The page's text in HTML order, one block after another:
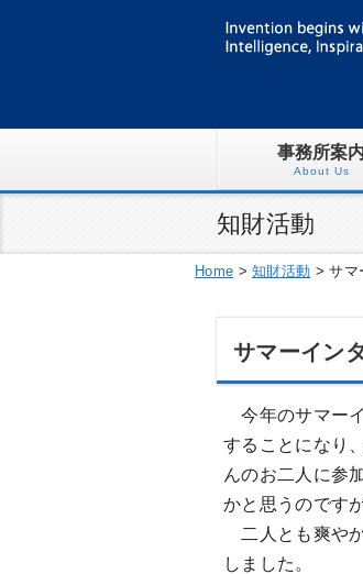
事務所案内
About Us
知財活動
Home >知財活動 >サマ
サマーイン
今年のサマー
することになり
んのお二人に参
かと思うのです
二人とも爽や
しました。